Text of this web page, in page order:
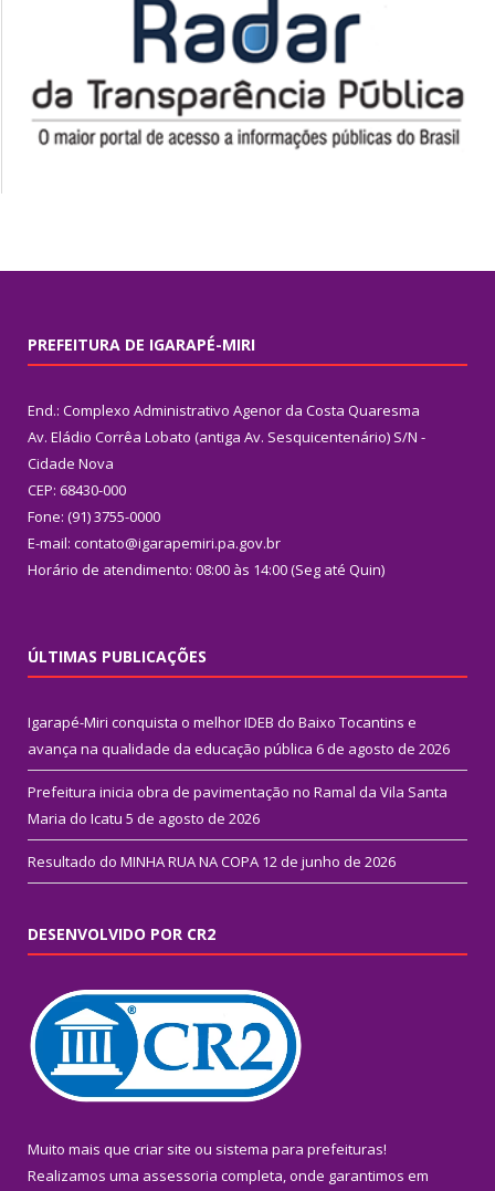
PREFEITURA DE IGARAPÉ-MIRI
End.: Complexo Administrativo Agenor da Costa Quaresma
Av. Eládio Corrêa Lobato (antiga Av. Sesquicentenário) S/N -
Cidade Nova
CEP: 68430-000
Fone: (91) 3755-0000
E-mail: contato@igarapemiri.pa.gov.br
Horário de atendimento: 08:00 às 14:00 (Seg até Quin)
ÚLTIMAS PUBLICAÇÕES
Igarapé-Miri conquista o melhor IDEB do Baixo Tocantins e
avança na qualidade da educação pública 6 de agosto de 2026
Prefeitura inicia obra de pavimentação no Ramal da Vila Santa
Maria do Icatu 5 de agosto de 2026
Resultado do MINHA RUA NA COPA 12 de junho de 2026
DESENVOLVIDO POR CR2
Muito mais que criar site ou sistema para prefeituras!
Realizamos uma assessoria completa, onde garantimos em